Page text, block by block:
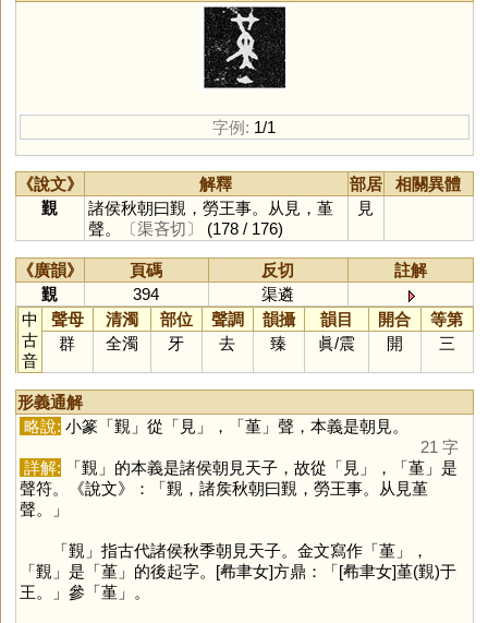
字例: 1/1
《說文》 解釋 部居
相關異體
覲
諸侯秋朝曰覲，勞王事。从見，堇
聲。
〔渠吝切〕 (178 / 176)
見
《廣韻》 頁碼 反切
註解
覲
394
渠遴
中
古
音
聲母 清濁 部位 聲調 韻攝 韻目 開合
等第
群
全濁 牙 去 臻 眞/震 開 三
形義通解
略說: 小篆「覲 」從「 見 」，「堇」聲，本義是朝見。
21 字
詳解: 「覲 」的本義是諸侯朝見天子，故從「 見 」，「堇」是
聲符。《說文》：「覲，諸矦秋朝曰覲，勞王事。从見堇
聲。」
「覲 」指古代諸侯秋季朝見天子。金文寫作「堇」，
「覲 」是「堇」的後起字。[㣇聿女]方鼎：「[㣇聿女]堇(覲)于
王。」參「堇」。